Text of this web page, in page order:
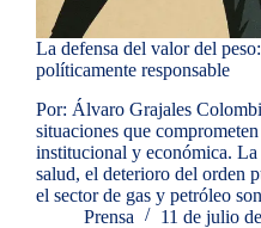
La defensa del valor del
políticamente responsable
Por: Álvaro Grajales
situaciones que
institucional y económica. La
salud, el deterioro del orden
el sector de gas y petróleo
Prensa
11 de julio